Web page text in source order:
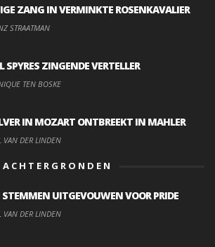
ZANG IN VERMINKTE ROSENKAVALIER
STRAATMAN
SPYRES ZINGENDE VERTELLER
TEN BOSKE
IN MOZART ONTBREEKT IN MAHLER
VAN DER LINDEN
ACHTERGRONDEN
STEMMEN UITGEVOUWEN VOOR PRIDE
VAN DER LINDEN